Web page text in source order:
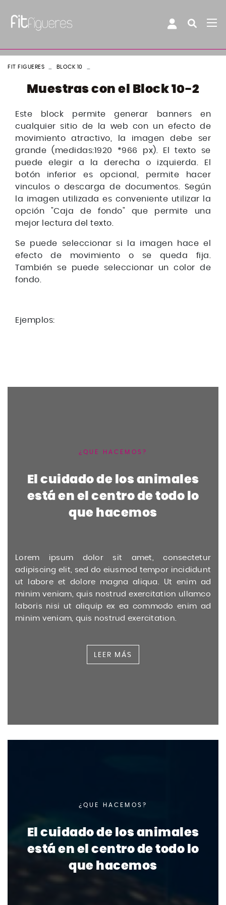
FIT FIGUERES BLOCK 10
Muestras con el Block 10-2
Este block permite generar banners en
cualquier sitio de la web con un efecto de
movimiento atractivo, la imagen debe ser
grande (medidas:1920 *966 px). El texto se
puede elegir a la derecha o izquierda. El
botón inferior es opcional, permite hacer
vinculos o descarga de documentos. Según
la imagen utilizada es conveniente utilizar la
opción "Caja de fondo" que permite una
mejor lectura del texto.
Se puede seleccionar si la imagen hace el
efecto de movimiento o se queda fija.
También se puede seleccionar un color de
fondo.
Ejemplos:
¿QUE HACEMOS?
El cuidado de los animales
está en el centro de todo lo
que hacemos
Lorem ipsum dolor sit amet, consectetur
adipiscing elit, sed do eiusmod tempor incididunt
ut labore et dolore magna aliqua. Ut enim ad
minim veniam, quis nostrud exercitation ullamco
laboris nisi ut aliquip ex ea commodo enim ad
minim veniam, quis nostrud exercitation.
LEER MÁS
¿QUE HACEMOS?
El cuidado de los animales
está en el centro de todo lo
que hacemos